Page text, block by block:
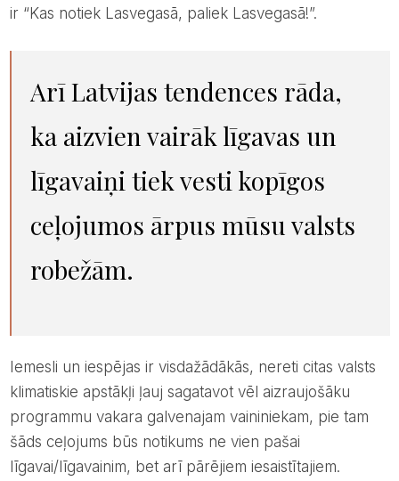
ir “Kas notiek Lasvegasā, paliek Lasvegasā!”.
Arī Latvijas tendences rāda,
ka aizvien vairāk līgavas un
līgavaiņi tiek vesti kopīgos
ceļojumos ārpus mūsu valsts
robežām.
Iemesli un iespējas ir visdažādākās, nereti citas valsts
klimatiskie apstākļi ļauj sagatavot vēl aizraujošāku
programmu vakara galvenajam vaininiekam, pie tam
šāds ceļojums būs notikums ne vien pašai
līgavai/līgavainim, bet arī pārējiem iesaistītajiem.